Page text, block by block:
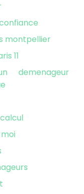
montpellier
11
demenageur